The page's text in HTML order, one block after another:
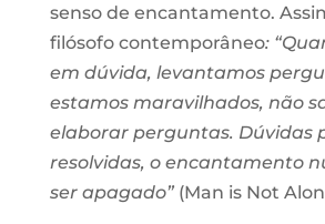
senso de encantamento.
filósofo contemporâneo:
em dúvida, levantamos
estamos maravilhados, não
elaborar perguntas. Dúvidas
resolvidas, o encantamento
ser apagado”(Man is Not